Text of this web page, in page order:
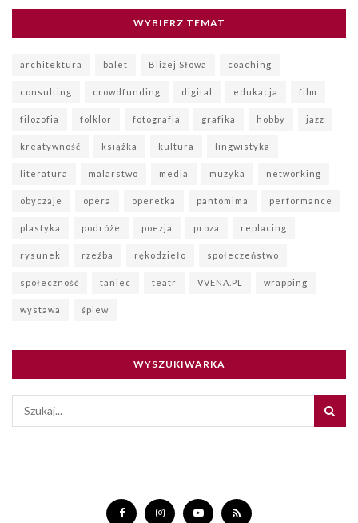
WYBIERZ TEMAT
architektura balet Bliżej Słowa coaching
consulting crowdfunding digital edukacja film
filozofia folklor fotografia grafika hobby jazz
kreatywność książka kultura lingwistyka
literatura malarstwo media muzyka networking
obyczaje opera operetka pantomima performance
plastyka podróże poezja proza replacing
rysunek rzeźba rękodzieło społeczeństwo
społeczność taniec teatr VVENA.PL wrapping
wystawa śpiew
WYSZUKIWARKA